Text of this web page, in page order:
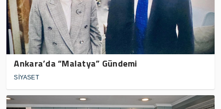
Ankara’da “Malatya” Gündemi
SİYASET